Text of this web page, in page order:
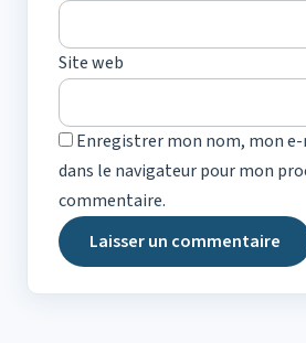
Site web
Enregistrer mon nom, mon
dans le navigateur pour mon
commentaire.